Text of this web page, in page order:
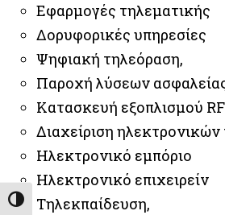
Εναλλαγή Υψηλής Αντίθεσης
Εφαρμογές τηλεματικής
Δορυφορικές υπηρεσίες
Ψηφιακή τηλεόραση,
Παροχή λύσεων
Κατασκευή εξοπλισμού
Διαχείριση
Ηλεκτρονικό εμπόριο
Ηλεκτρονικό επιχειρείν
Τηλεκπαίδευση,